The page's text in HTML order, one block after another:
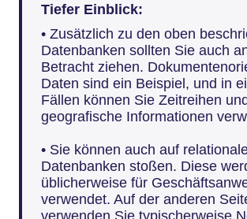
Tiefer Einblick:
• Zusätzlich zu den oben
Datenbanken sollten Sie auch
Betracht ziehen.
Daten sind ein Beispiel, und in
Fällen können Sie Zeitreihen und
geografische Informationen
• Sie können auch auf
Datenbanken stoßen. Diese
üblicherweise für
verwendet. Auf der anderen
verwenden Sie typischerweise